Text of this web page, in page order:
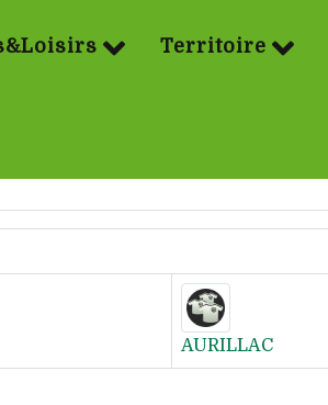
Territoire
AURILLAC